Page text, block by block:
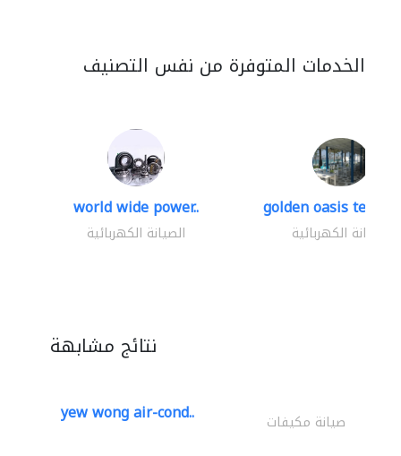
الخدمات المتوفرة من نفس التصنيف
world wide power..
الصيانة الكهربائية
golden oasis
الصيانة الكهربائية
نتائج مشابهة
yew wong air-cond.. صيانة مكيفات